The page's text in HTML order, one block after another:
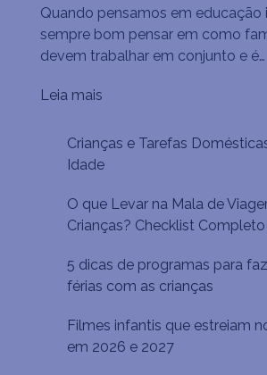
Quando pensamos em educação
sempre bom pensar em como
devem trabalhar em conjunto e é…
Leia mais
Crianças e Tarefas
Idade
O que Levar na Mala de
Crianças? Checklist
5 dicas de programas para
férias com as crianças
Filmes infantis que estreiam
em 2026 e 2027